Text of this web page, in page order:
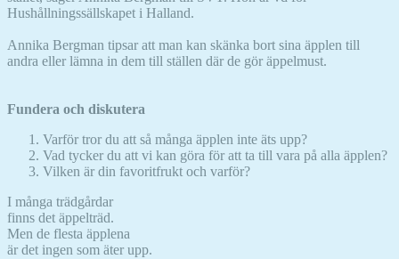
Hushållningssällskapet i Halland.
Annika Bergman tipsar att man kan skänka bort sina äpplen till
andra eller lämna in dem till ställen där de gör äppelmust.
Fundera och diskutera
Varför tror du att så många äpplen inte äts upp?
Vad tycker du att vi kan göra för att ta till vara på alla äpplen?
Vilken är din favoritfrukt och varför?
I många trädgårdar
finns det äppelträd.
Men de flesta äpplena
är det ingen som äter upp.